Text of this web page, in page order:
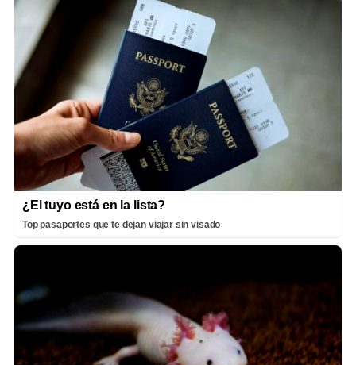
¿El tuyo está en la lista?
Top pasaportes que te dejan viajar sin visado